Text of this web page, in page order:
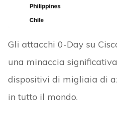
Gli attacchi 0-Day su
una minaccia
dispositivi di migliaia di
in tutto il mondo.